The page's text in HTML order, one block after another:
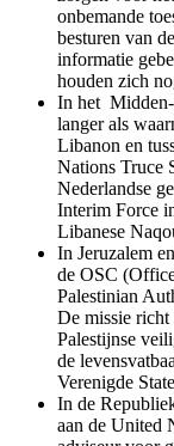
onbemande
besturen van
informatie
houden zich
In het Midden-
langer als
Libanon en
Nations Truce
Nederlandse
Interim Force
Libanese
In Jeruzalem
de OSC (
Palestinian
De missie richt
Palestijnse
de
Verenigde
In de
aan de United